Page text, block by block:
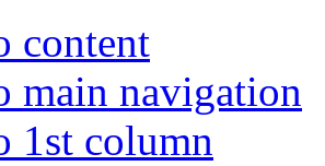
content
main navigation
1st column